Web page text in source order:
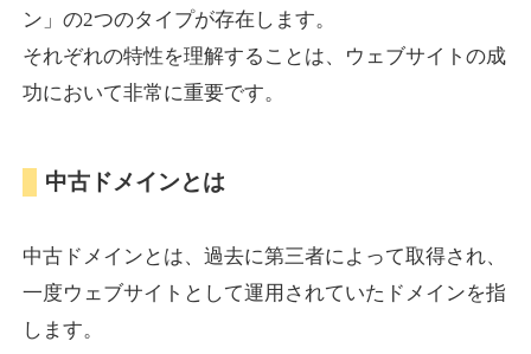
ジャンルその他
DA38 外部リンク数 383 ドメイン年齢10年
10,800円 入札 0件
vrnvroomn.com
ジャンル通販
DA
ン」の2つのタイプが存在します。
それぞれの特性を理解することは、ウェブサイトの成
功において非常に重要です。
中古ドメインとは
中古ドメインとは、過去に第三者によって取得され、
一度ウェブサイトとして運用されていたドメインを指
します。